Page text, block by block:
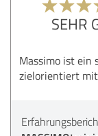
SEHR
Massimo ist ein
zielorientiert